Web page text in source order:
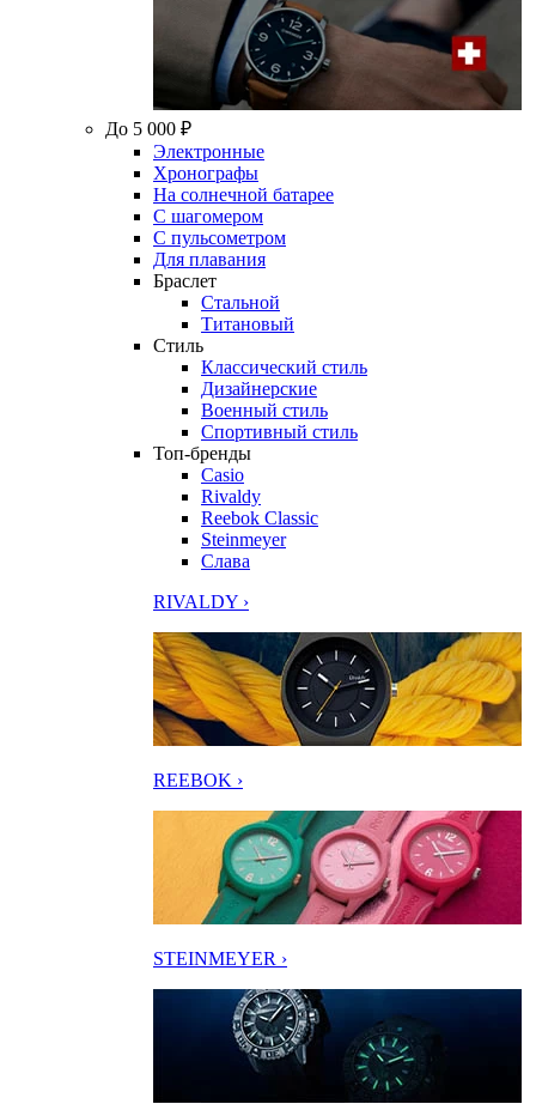
До 5 000 ₽
Электронные
Хронографы
На солнечной батарее
С шагомером
С пульсометром
Для плавания
Браслет
Стальной
Титановый
Стиль
Классический стиль
Дизайнерские
Военный стиль
Спортивный стиль
Топ-бренды
Casio
Rivaldy
Reebok Classic
Steinmeyer
Слава
RIVALDY ›
REEBOK ›
STEINMEYER ›